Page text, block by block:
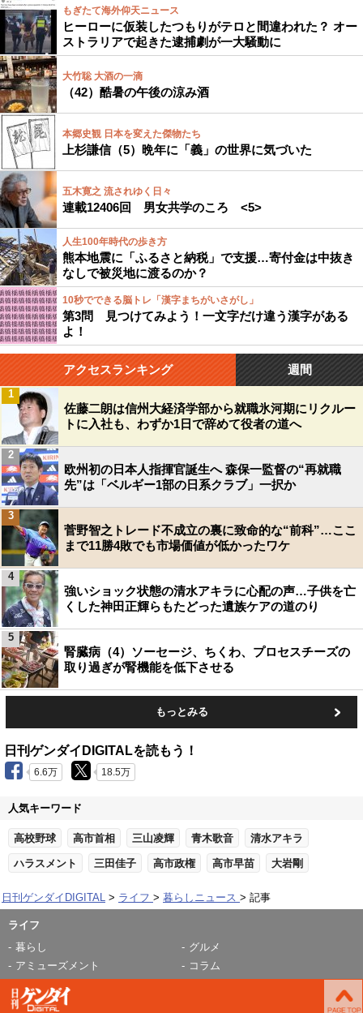
もぎたて海外仰天ニュース
ヒーローに仮装したつもりがテロと間違われた？ オー
ストラリアで起きた逮捕劇が一大騒動に
大竹聡 大酒の一滴
（42）酷暑の午後の涼み酒
本郷史観 日本を変えた傑物たち
上杉謙信（5）晩年に「義」の世界に気づいた
五木寛之 流されゆく日々
連載12406回 男女共学のころ <5>
人生100年時代の歩き方
熊本地震に「ふるさと納税」で支援…寄付金は中抜き
なしで被災地に渡るのか？
10秒でできる脳トレ「漢字まちがいさがし」
第3問 見つけてみよう！一文字だけ違う漢字がある
よ！
アクセスランキング 週間
佐藤二朗は信州大経済学部から就職氷河期にリクルー
トに入社も、わずか1日で辞めて役者の道へ
1
欧州初の日本人指揮官誕生へ 森保一監督の“再就職
先”は「ベルギー1部の日系クラブ」一択か
2
菅野智之トレード不成立の裏に致命的な“前科”…ここ
まで11勝4敗でも市場価値が低かったワケ
3
強いショック状態の清水アキラに心配の声…子供を亡
くした神田正輝らもたどった遺族ケアの道のり
4
腎臓病（4）ソーセージ、ちくわ、プロセスチーズの
取り過ぎが腎機能を低下させる
5
もっとみる
日刊ゲンダイDIGITALを読もう！
6.6万 18.5万
人気キーワード
高校野球 高市首相 三山凌輝 青木歌音 清水アキラ
ハラスメント 三田佳子 高市政権 高市早苗 大岩剛
日刊ゲンダイDIGITAL ライフ 暮らしニュース 記事
ライフ
暮らし
グルメ
アミューズメント
コラム